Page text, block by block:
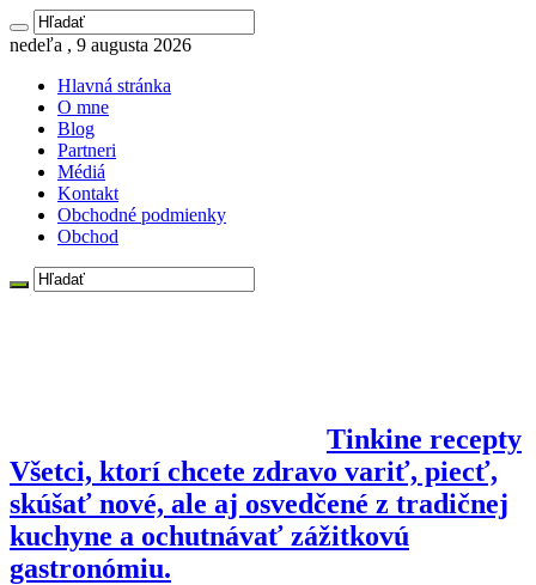
nedeľa , 9 augusta 2026
Hlavná stránka
O mne
Blog
Partneri
Médiá
Kontakt
Obchodné podmienky
Obchod
Tinkine recepty
Všetci, ktorí chcete zdravo variť, piecť,
skúšať nové, ale aj osvedčené z tradičnej
kuchyne a ochutnávať zážitkovú
gastronómiu.